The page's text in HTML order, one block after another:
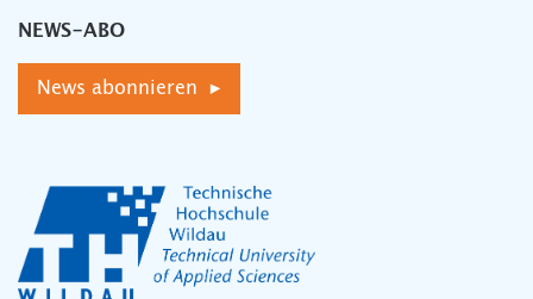
NEWS-ABO
News abonnieren ▸